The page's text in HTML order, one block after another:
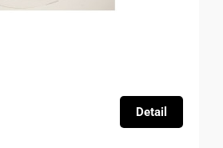
Detail